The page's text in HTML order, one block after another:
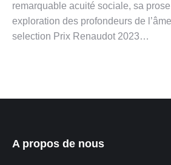
remarquable acuité sociale, sa
exploration des profondeurs de
selection Prix Renaudot 2023…
A propos de nous